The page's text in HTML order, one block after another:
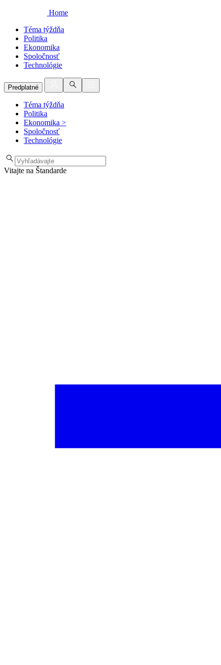
Home
Téma týždňa
Politika
Ekonomika
Spoločnosť
Technológie
Predplatné
Téma týždňa
Politika
Ekonomika >
Spoločnosť
Technológie
Vitajte na Štandarde